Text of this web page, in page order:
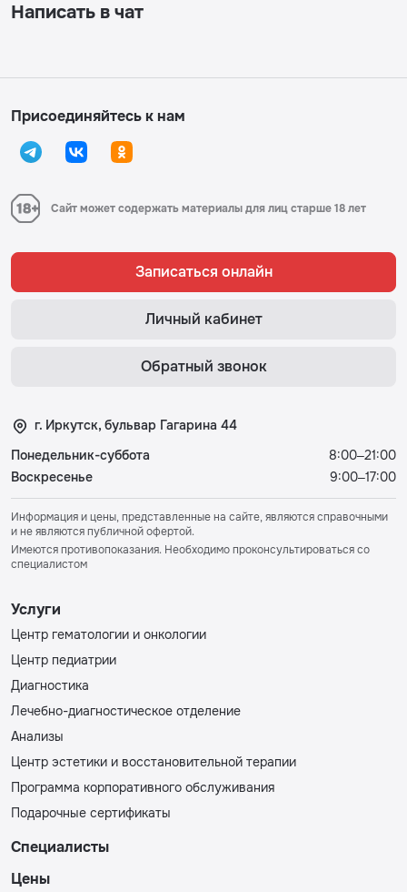
Написать в чат
Присоединяйтесь к нам
Сайт может содержать материалы для лиц старше 18 лет
Записаться онлайн
Личный кабинет
Обратный звонок
г. Иркутск, бульвар Гагарина 44
Понедельник-суббота
8:00–21:00
Воскресенье
9:00–17:00
Информация и цены, представленные на сайте, являются справочными
и не являются публичной офертой.
Имеются противопоказания. Необходимо проконсультироваться со
специалистом
Услуги
Центр гематологии и онкологии
Центр педиатрии
Диагностика
Лечебно-диагностическое отделение
Анализы
Центр эстетики и восстановительной терапии
Программа корпоративного обслуживания
Подарочные сертификаты
Специалисты
Цены